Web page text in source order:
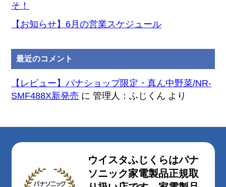
そ！
【お知らせ】6月の営業スケジュール
最近のコメント
【レビュー】パナショップ限定・真ん中野菜/NR-
SMF488X新発売 に管理人：ふじくん より
ウイスタふじくらはパナ
ソニック家電製品正規取